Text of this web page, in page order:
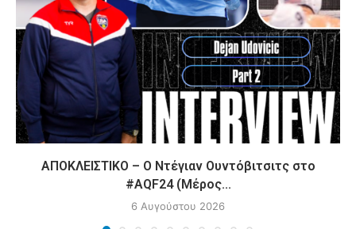
ΑΠΟΚΛΕΙΣΤΙΚΟ – Ο Ντέγιαν Ουντόβιτσιτς στο
#AQF24 (Μέρος...
6 Αυγούστου 2026